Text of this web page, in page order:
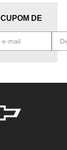
CUPOM DE